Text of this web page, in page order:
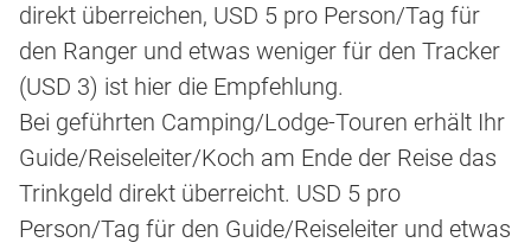
direkt überreichen, USD 5 pro Person/Tag für
den Ranger und etwas weniger für den Tracker
(USD 3) ist hier die Empfehlung.
Bei geführten Camping/Lodge-Touren erhält Ihr
Guide/Reiseleiter/Koch am Ende der Reise das
Trinkgeld direkt überreicht. USD 5 pro
Person/Tag für den Guide/Reiseleiter und etwas